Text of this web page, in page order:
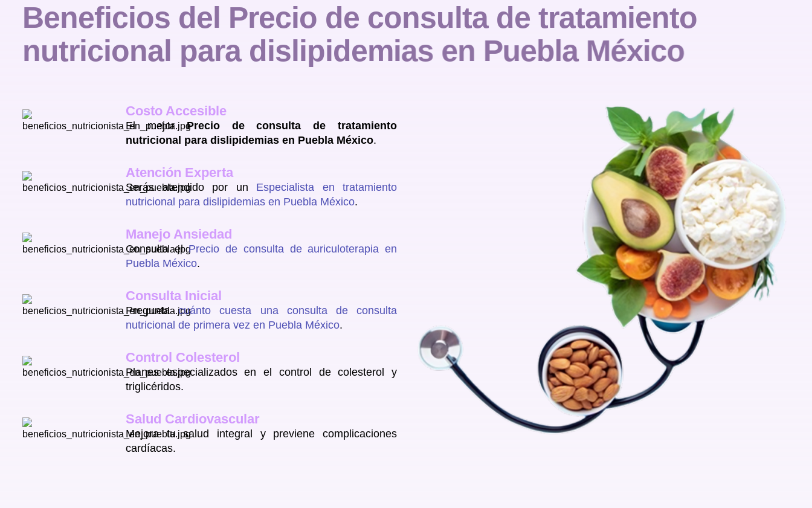
Beneficios del Precio de consulta de tratamiento
nutricional para dislipidemias en Puebla México
Costo Accesible
El mejorPrecio de consulta de tratamiento
nutricional para dislipidemias en Puebla México.
Atención Experta
Serás atendido por un Especialista en tratamiento
nutricional para dislipidemias en Puebla México.
Manejo Ansiedad
Consulta elPrecio de consulta de auriculoterapia en
Puebla México.
Consulta Inicial
Preguntacuánto cuesta una consulta de consulta
nutricional de primera vez en Puebla México.
Control Colesterol
Planes especializados en el control de colesterol y
triglicéridos.
Salud Cardiovascular
Mejora tu salud integral y previene complicaciones
cardíacas.